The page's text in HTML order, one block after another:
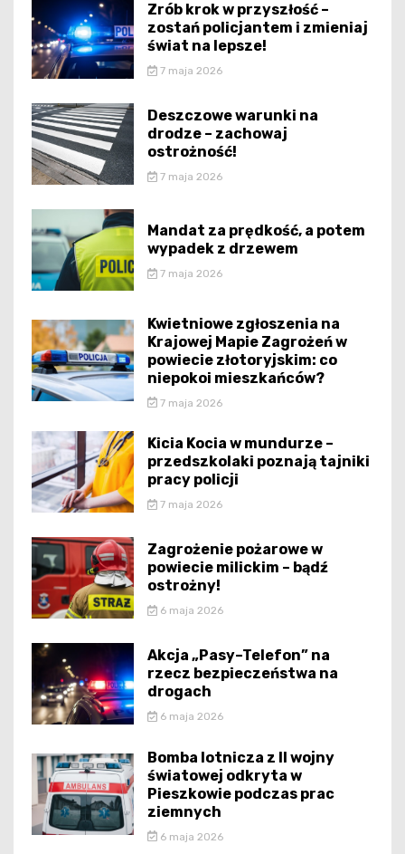
Zrób krok w przyszłość –
zostań policjantem i zmieniaj
świat na lepsze!
7 maja 2026
Deszczowe warunki na
drodze – zachowaj
ostrożność!
7 maja 2026
Mandat za prędkość, a potem
wypadek z drzewem
7 maja 2026
Kwietniowe zgłoszenia na
Krajowej Mapie Zagrożeń w
powiecie złotoryjskim: co
niepokoi mieszkańców?
7 maja 2026
Kicia Kocia w mundurze –
przedszkolaki poznają tajniki
pracy policji
7 maja 2026
Zagrożenie pożarowe w
powiecie milickim – bądź
ostrożny!
6 maja 2026
Akcja „Pasy–Telefon” na
rzecz bezpieczeństwa na
drogach
6 maja 2026
Bomba lotnicza z II wojny
światowej odkryta w
Pieszkowie podczas prac
ziemnych
6 maja 2026